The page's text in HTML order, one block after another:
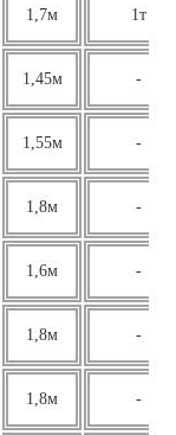
1,7м 1т
1,45м -
1,55м -
1,8м -
1,6м -
1,8м -
1,8м -